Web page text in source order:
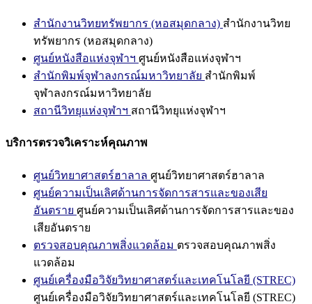
สำนักงานวิทยทรัพยากร (หอสมุดกลาง) สำนักงานวิทย
ทรัพยากร (หอสมุดกลาง)
ศูนย์หนังสือแห่งจุฬาฯ ศูนย์หนังสือแห่งจุฬาฯ
สำนักพิมพ์จุฬาลงกรณ์มหาวิทยาลัย สำนักพิมพ์
จุฬาลงกรณ์มหาวิทยาลัย
สถานีวิทยุแห่งจุฬาฯ สถานีวิทยุแห่งจุฬาฯ
บริการตรวจวิเคราะห์คุณภาพ
ศูนย์วิทยาศาสตร์ฮาลาล ศูนย์วิทยาศาสตร์ฮาลาล
ศูนย์ความเป็นเลิศด้านการจัดการสารและของเสีย
อันตราย ศูนย์ความเป็นเลิศด้านการจัดการสารและของ
เสียอันตราย
ตรวจสอบคุณภาพสิ่งแวดล้อม ตรวจสอบคุณภาพสิ่ง
แวดล้อม
ศูนย์เครื่องมือวิจัยวิทยาศาสตร์และเทคโนโลยี (STREC)
ศูนย์เครื่องมือวิจัยวิทยาศาสตร์และเทคโนโลยี (STREC)